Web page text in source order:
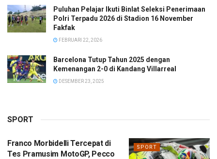
Puluhan Pelajar Ikuti Binlat Seleksi Penerimaan
Polri Terpadu 2026 di Stadion 16 November
Fakfak
FEBRUARI 22, 2026
Barcelona Tutup Tahun 2025 dengan
Kemenangan 2-0 di Kandang Villarreal
DESEMBER 23, 2025
SPORT
SPORT
Franco Morbidelli Tercepat di
Tes Pramusim MotoGP, Pecco